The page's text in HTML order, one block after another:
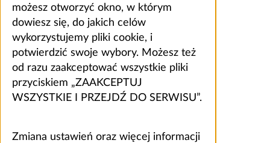
możesz otworzyć okno, w którym
dowiesz się, do jakich celów
wykorzystujemy pliki cookie, i
potwierdzić swoje wybory. Możesz też
od razu zaakceptować wszystkie pliki
przyciskiem „ZAAKCEPTUJ
WSZYSTKIE I PRZEJDŹ DO SERWISU”.
Zmiana ustawień oraz więcej informacji